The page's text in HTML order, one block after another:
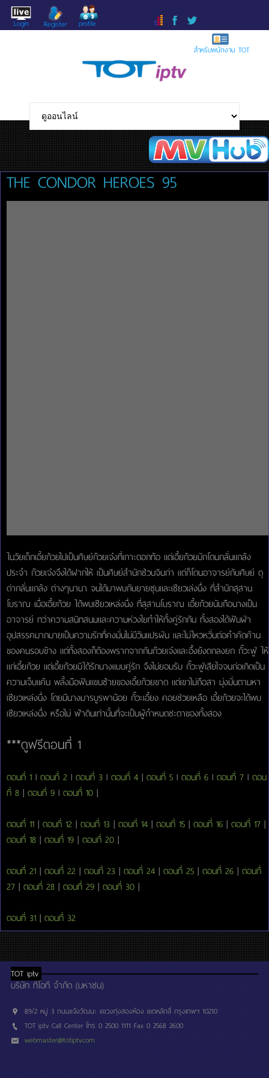
Login Register profile
สำหรับพนักงาน TOT
THE CONDOR HEROES 95
ในวัยเด็กเอี้ยก้วยไปเป็นศิษย์ก๊วยเจ๋งที่เกาะดอกท้อ แต่เอี้ยก้วยมักโดนกลั่นแกล้ง
ประจำ ก๊วยเจ๋งจึงได้ฝากให้ เป็นศิษย์สำนักช้วนจินก่า แต่ก็โดนอาจารย์กับศิษย์ ดุ
ด่ากลั่นแกล้ง ต่างๆนานา จนได้มาพบกับยายซุนและเซียวเล่งนึ่ง ที่สำนักสุสาน
โบราณ เมื่อเอี้ยก้วย ได้พบเซียวเหล่งนึ่ง ที่สุสานโบราณ เอี้ยก้วยนับถือนางเป็น
อาจารย์ ทว่าความสนิทสนมและความห่วงใยทำให้ทั้งคู่รักกัน ทั้งสองได้ฟันฝ่า
อุปสรรคมากมายเป็นความรักที่คงมั่นไม่มีวันแปรผัน และไม่ไหวหวั่นต่อคำคัดค้าน
ของคนรอบข้าง แต่ทั้งสองก็ต้องพรากจากกันก๊วยเจ๋งและอึ้งย้งตกลงยก กั๊วะฟู่ ให้
แก่เอี้ยก้วย แต่เอี้ยก้วยมิได้รักนางแบบคู่รัก จึงไม่ยอมรับ กั๊วะฟู่เสียใจจนก่อเกิดเป็น
ความเจ็บแค้น พลั้งมือฟันแขนซ้ายของเอี้ยก้วยขาด แต่เขาไม่ถือสา มุ่งมั่นตามหา
เซียวเหล่งนึ่ง โดยมีนางมารบูรพาน้อย กั๊วะเอี้ยง คอยช่วยเหลือ เอี้ยก้วยจะได้พบ
เซียวเหล่งนึ่ง หรือไม่ ฟ้าดินเท่านั้นที่จะเป็นผู้กำหนดชะตาของทั้งสอง
***ดูฟรีตอนที่ 1
ตอนที่ 1 l ตอนที่ 2 l ตอนที่ 3 l ตอนที่ 4 | ตอนที่ 5 l ตอนที่ 6 l ตอนที่ 7 l ตอน
ที่ 8 | ตอนที่ 9 l ตอนที่ 10 |
ตอนที่ 11 | ตอนที่ 12 | ตอนที่ 13 | ตอนที่ 14 | ตอนที่ 15 | ตอนที่ 16 | ตอนที่ 17 |
ตอนที่ 18 | ตอนที่ 19 | ตอนที่ 20 |
ตอนที่ 21 | ตอนที่ 22 | ตอนที่ 23 | ตอนที่ 24 | ตอนที่ 25 | ตอนที่ 26 | ตอนที่
27 | ตอนที่ 28 | ตอนที่ 29 | ตอนที่ 30 |
ตอนที่ 31 | ตอนที่ 32
TOT iptv
บริษัท ทีโอที จำกัด (มหาชน)
89/2 หมู่ 3 ถนนแจ้งวัฒนะ แขวงทุ่งสองห้อง เขตหลักสี่ กรุงเทพฯ 10210
TOT iptv Call Center โทร 0 2500 1111 Fax 0 2568 2600
webmaster@totiptv.com